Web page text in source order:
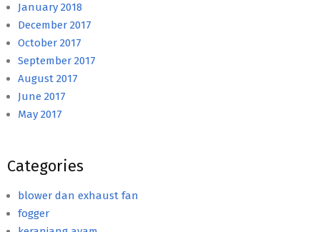
January 2018
December 2017
October 2017
September 2017
August 2017
June 2017
May 2017
Categories
blower dan exhaust fan
fogger